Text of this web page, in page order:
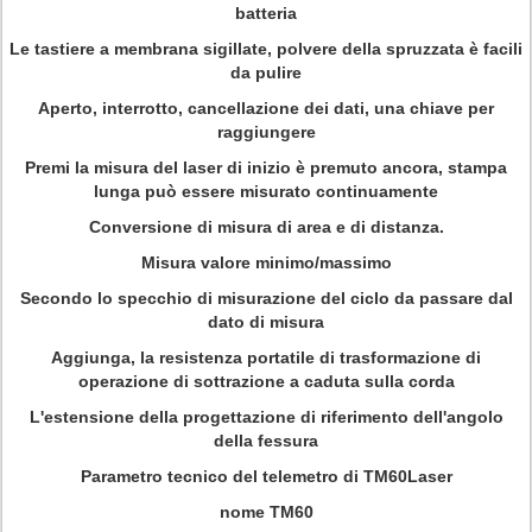
batteria
Le tastiere a membrana sigillate, polvere della spruzzata è facili
da pulire
Aperto, interrotto, cancellazione dei dati, una chiave per
raggiungere
Premi la misura del laser di inizio è premuto ancora, stampa
lunga può essere misurato continuamente
Conversione di misura di area e di distanza.
Misura valore minimo/massimo
Secondo lo specchio di misurazione del ciclo da passare dal
dato di misura
Aggiunga, la resistenza portatile di trasformazione di
operazione di sottrazione a caduta sulla corda
L'estensione della progettazione di riferimento dell'angolo
della fessura
Parametro tecnico del telemetro di TM60Laser
nome TM60